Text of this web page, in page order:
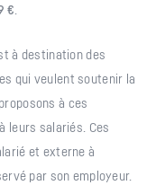
€
à destination des
qui veulent soutenir la
à ces
leurs salariés. Ces
et externe à
par son employeur.